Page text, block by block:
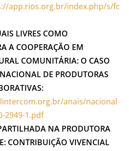
app.rios.org.br/index.php/s/fc
LIVRES COMO
A COOPERAÇÃO EM
COMUNITÁRIA: O CASO
DE PRODUTORAS
anais/nacional
2949-1.pdf
NA PRODUTORA
CONTRIBUIÇÃO VIVENCIAL